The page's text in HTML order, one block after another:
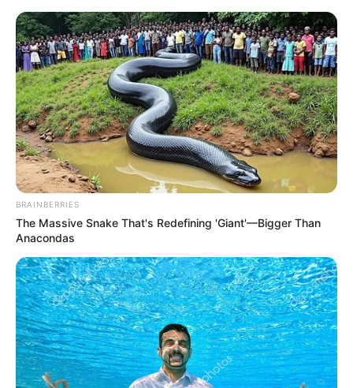
BRAINBERRIES
The Massive Snake That's Redefining 'Giant'—Bigger Than
Anacondas